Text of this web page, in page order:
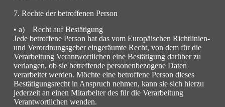
7. Rechte der betroffenen Person
• a) Recht auf Bestätigung
Jede betroffene Person hat das vom Europäischen Richtlinien-
und Verordnungsgeber eingeräumte Recht, von dem für die
Verarbeitung Verantwortlichen eine Bestätigung darüber zu
verlangen, ob sie betreffende personenbezogene Daten
verarbeitet werden. Möchte eine betroffene Person dieses
Bestätigungsrecht in Anspruch nehmen, kann sie sich hierzu
jederzeit an einen Mitarbeiter des für die Verarbeitung
Verantwortlichen wenden.